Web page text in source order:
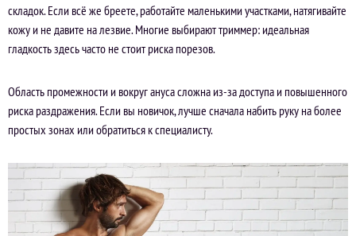
складок. Если всё же бреете, работайте маленькими участками, натягивайте
кожу и не давите на лезвие. Многие выбирают триммер: идеальная
гладкость здесь часто не стоит риска порезов.
Область промежности и вокруг ануса сложна из-за доступа и повышенного
риска раздражения. Если вы новичок, лучше сначала набить руку на более
простых зонах или обратиться к специалисту.